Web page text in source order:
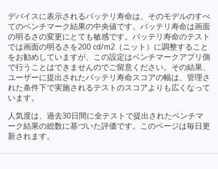
デバイスに表示されるバッテリ寿命は、そのモデルのすべ
てのベンチマーク結果の中央値です。バッテリ寿命は画面
の明るさの変更にとても敏感です。バッテリ寿命のテスト
では画面の明るさを200 cd/m2（ニット）に調整すること
をお勧めしていますが、この設定はベンチマークアプリ側
で行うことはできませんのでご留意ください。その結果、
ユーザーに提出されたバッテリ寿命スコアの幅は、管理さ
れた条件下で実施されるテストのスコアよりも広くなって
います。
人気度は、過去30日間に全テストで提出されたベンチマ
ーク結果の総数に基づいた評価です。このページは毎日更
新されます。